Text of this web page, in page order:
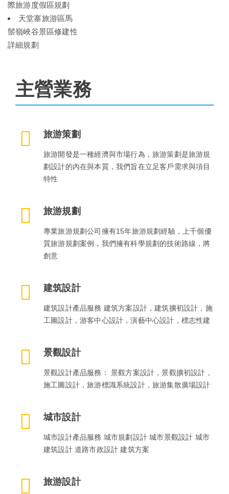
際旅游度假區規劃
天堂寨旅游區馬
鬃嶺峽谷景區修建性
詳細規劃
主營業務
旅游策劃
旅游開發是一種經濟與市場行為，旅游策劃是旅游規
劃設計的內在與本質，我們旨在立足客戶需求與項目
特性
旅游規劃
專業旅游規劃公司擁有15年旅游規劃經驗，上千個優
質旅游規劃案例，我們擁有科學規劃的技術路線，將
創意
建筑設計
建筑設計產品服務 建筑方案設計，建筑擴初設計，施
工圖設計，游客中心設計，演藝中心設計，標志性建
景觀設計
景觀設計產品服務： 景觀方案設計，景觀擴初設計，
施工圖設計，旅游標識系統設計，旅游集散廣場設計
城市設計
城市設計產品服務 城市規劃設計 城市景觀設計 城市
建筑設計 道路市政設計 建筑方案
旅游設計